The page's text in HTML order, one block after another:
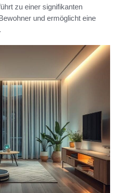
zu einer signifikanten
und ermöglicht eine